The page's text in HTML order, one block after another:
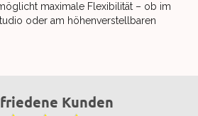
maximale Flexibilität – ob im
oder am höhenverstellbaren
Kunden